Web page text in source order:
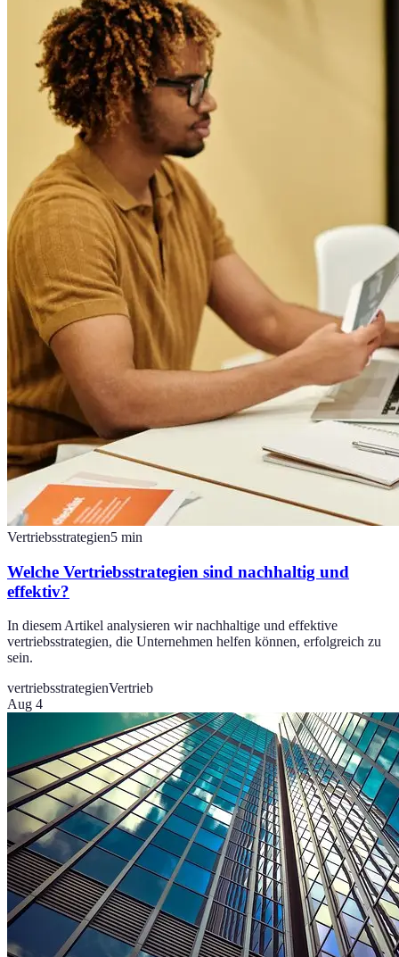
Vertriebsstrategien5 min
Welche Vertriebsstrategien sind nachhaltig und
effektiv?
In diesem Artikel analysieren wir nachhaltige und effektive
vertriebsstrategien, die Unternehmen helfen können, erfolgreich zu
sein.
vertriebsstrategienVertrieb
Aug 4